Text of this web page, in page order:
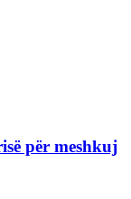
për meshkuj